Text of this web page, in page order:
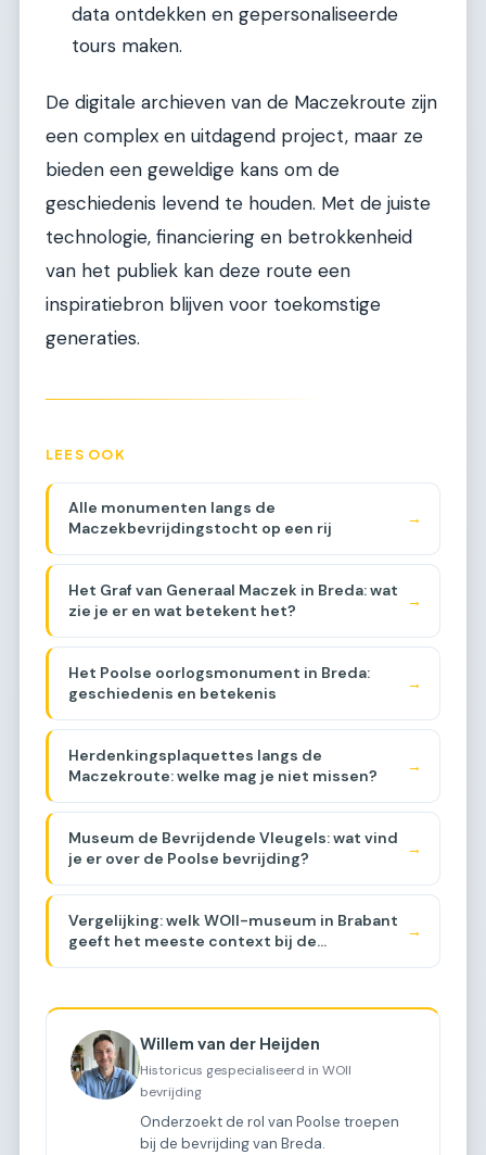
data ontdekken en gepersonaliseerde
tours maken.
De digitale archieven van de Maczekroute zijn
een complex en uitdagend project, maar ze
bieden een geweldige kans om de
geschiedenis levend te houden. Met de juiste
technologie, financiering en betrokkenheid
van het publiek kan deze route een
inspiratiebron blijven voor toekomstige
generaties.
LEES OOK
Alle monumenten langs de
Maczekbevrijdingstocht op een rij
→
Het Graf van Generaal Maczek in Breda: wat
zie je er en wat betekent het?
→
Het Poolse oorlogsmonument in Breda:
geschiedenis en betekenis
→
Herdenkingsplaquettes langs de
Maczekroute: welke mag je niet missen?
→
Museum de Bevrijdende Vleugels: wat vind
je er over de Poolse bevrijding?
→
Vergelijking: welk WOII-museum in Brabant
geeft het meeste context bij de
→
Willem van der Heijden
Historicus gespecialiseerd in WOII
bevrijding
Onderzoekt de rol van Poolse troepen
bij de bevrijding van Breda.